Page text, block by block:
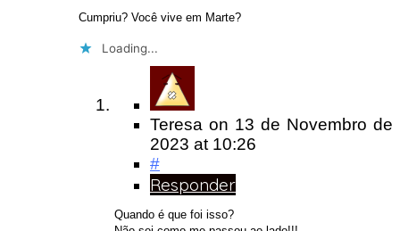
Cumpriu? Você vive em Marte?
Loading...
Teresa on 13 de Novembro de
2023 at 10:26
#
Responder
Quando é que foi isso?